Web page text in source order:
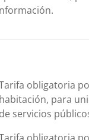
obligatoria
habitación, para
de servicios